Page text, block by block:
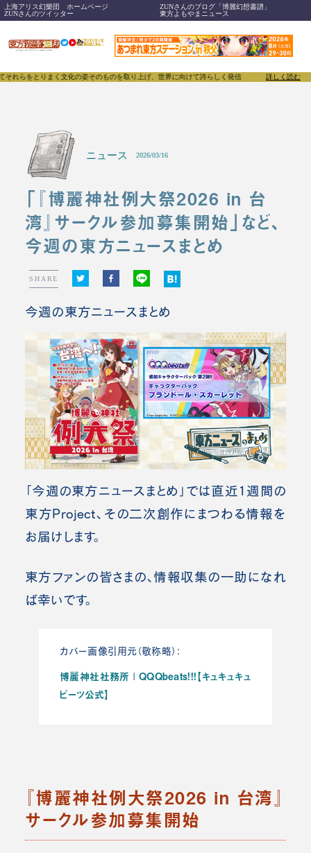
上海アリス幻樂団 ホームページ
ZUNさんのブログ「博麗幻想書譜」
ZUNさんのツイッター
東方よもやまニュース
まく文化の姿そのものを取り上げ、世界に向けて誇らしく発信することで、東方Projectのみ
詳しく読む
ニュース 2026/03/16
「『博麗神社例大祭2026 in 台
湾』サークル参加募集開始」など、
今週の東方ニュースまとめ
SHARE
今週の東方ニュースまとめ
「今週の東方ニュースまとめ」では直近1週間の
東方Project、その二次創作にまつわる情報を
お届けします。
東方ファンの皆さまの、情報収集の一助になれ
ば幸いです。
カバー画像引用元（敬称略）：
博麗神社社務所 |QQQbeats!!!【キュキュキュ
ビーツ公式】
『博麗神社例大祭2026 in 台湾』
サークル参加募集開始